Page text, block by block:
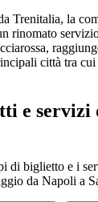
Trenitalia, la
rinomato
città tra
e servizi
di biglietto e i
da Napoli a